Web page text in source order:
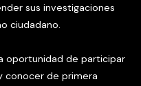
sus investigaciones
ciudadano.
oportunidad de participar
conocer de primera